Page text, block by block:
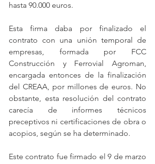
hasta 90.000 euros.
Esta firma daba por finalizado el
contrato con una unión temporal de
empresas, formada por FCC
Construcción y Ferrovial Agroman,
encargada entonces de la finalización
del CREAA, por millones de euros. No
obstante, esta resolución del contrato
carecía de informes técnicos
preceptivos ni certificaciones de obra o
acopios, según se ha determinado.
Este contrato fue firmado el 9 de marzo